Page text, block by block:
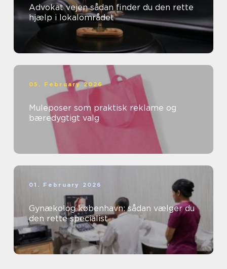
Advokat vejen sådan finder du den rette
hjælp i lokalområdet
05. February 2026
Muleposer som praktisk reklame og
bæredygtigt valg
01. February 2026
Gynækolog københavn: sådan vælger du
den rette specialist